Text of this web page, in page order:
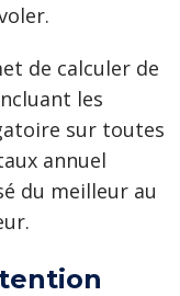
de calculer de
les
sur toutes
annuel
du meilleur au